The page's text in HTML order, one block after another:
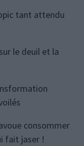
tant attendu
le deuil et la
consommer
fait jaser !